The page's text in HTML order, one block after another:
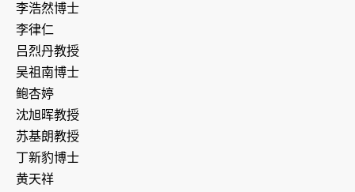
李浩然博士
李律仁
吕烈丹教授
吴祖南博士
鲍杏婷
沈旭晖教授
苏基朗教授
丁新豹博士
黄天祥